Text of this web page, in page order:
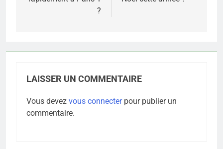
?
LAISSER UN COMMENTAIRE
Vous devez vous connecterpour publier un
commentaire.